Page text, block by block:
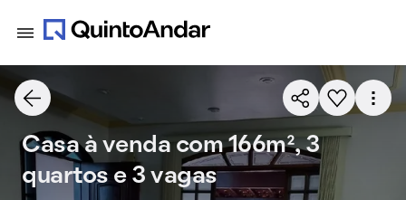
Casa à venda com 166m², 3
quartos e 3 vagas